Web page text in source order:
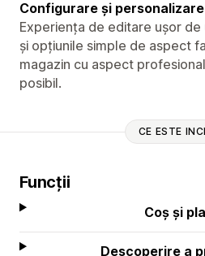
Configurare și
Experiența de editare ușor
și opțiunile simple de aspect
magazin cu aspect
posibil.
CE ESTE
Funcții
Coș și
Descoperire a